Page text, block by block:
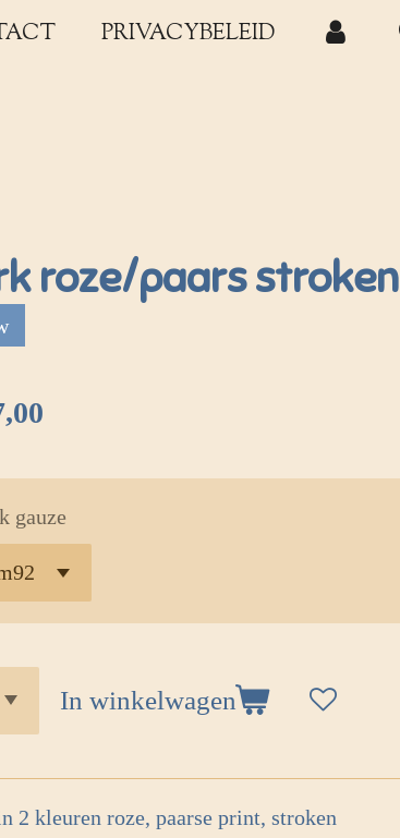
PRIVACYBELEID
roze/paars stroken
gauze
In winkelwagen
2 kleuren roze, paarse print, stroken